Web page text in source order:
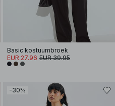
Basic kostuumbroek
EUR 27.96 EUR 39.95
-30%